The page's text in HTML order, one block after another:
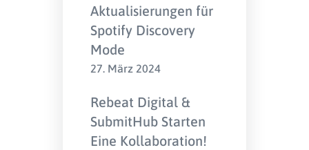
Aktualisierungen für
Spotify Discovery
Mode
27. März 2024
Rebeat Digital &
SubmitHub Starten
Eine Kollaboration!